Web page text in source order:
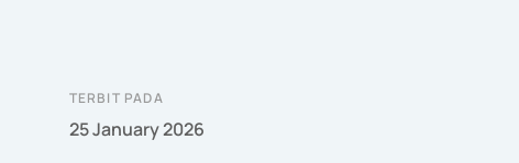
TERBIT PADA
25 January 2026